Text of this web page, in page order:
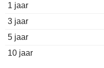
1 jaar
3 jaar
5 jaar
10 jaar